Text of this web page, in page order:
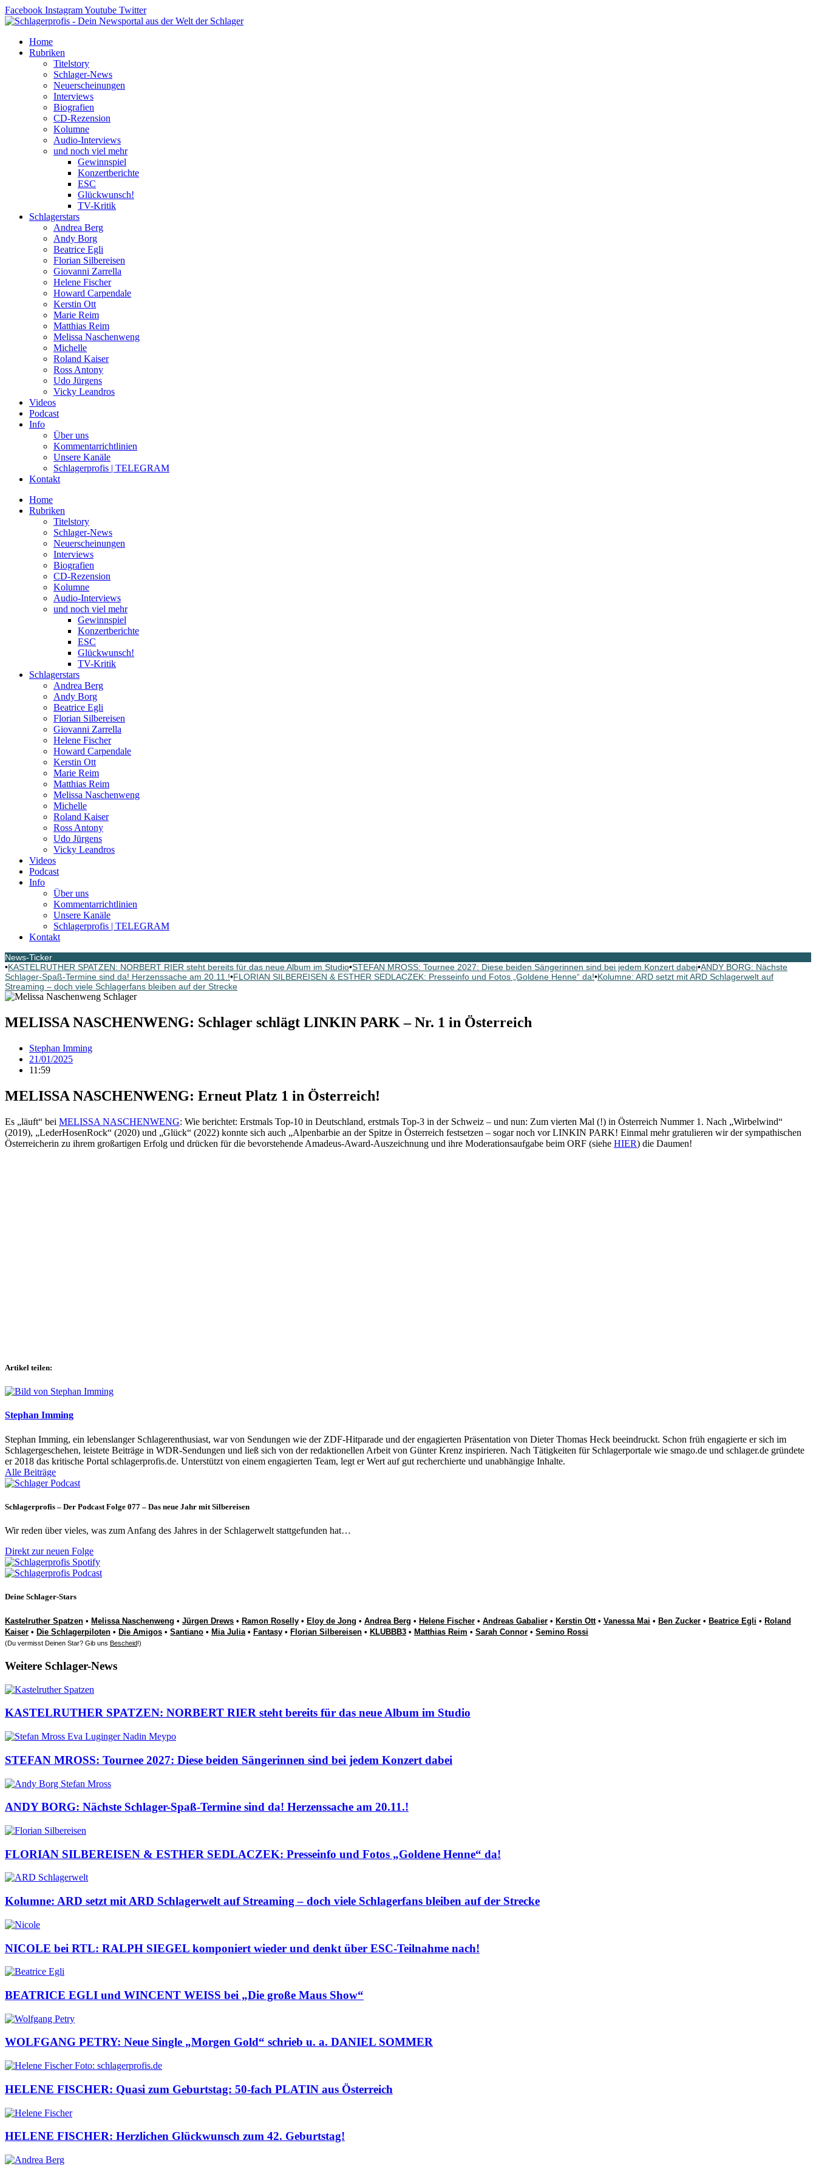
Zum
Inhalt
Facebook InstagramYoutube Twitter
Home
Rubriken
Titelstory
Schlager-News
Neuerscheinungen
Interviews
Biografien
CD-Rezension
Kolumne
Audio-Interviews
und noch viel mehr
Gewinnspiel
Konzertberichte
ESC
Glückwunsch!
TV-Kritik
Schlagerstars
Andrea Berg
Andy Borg
Beatrice Egli
Florian Silbereisen
Giovanni Zarrella
Helene Fischer
Howard Carpendale
Kerstin Ott
Marie Reim
Matthias Reim
Melissa Naschenweng
Michelle
Roland Kaiser
Ross Antony
Udo Jürgens
Vicky Leandros
Videos
Podcast
Info
Über uns
Kommentarrichtlinien
Unsere Kanäle
Schlagerprofis | TELEGRAM
Kontakt
Home
Rubriken
Titelstory
Schlager-News
Neuerscheinungen
Interviews
Biografien
CD-Rezension
Kolumne
Audio-Interviews
und noch viel mehr
Gewinnspiel
Konzertberichte
ESC
Glückwunsch!
TV-Kritik
Schlagerstars
Andrea Berg
Andy Borg
Beatrice Egli
Florian Silbereisen
Giovanni Zarrella
Helene Fischer
Howard Carpendale
Kerstin Ott
Marie Reim
Matthias Reim
Melissa Naschenweng
Michelle
Roland Kaiser
Ross Antony
Udo Jürgens
Vicky Leandros
Videos
Podcast
Info
Über uns
Kommentarrichtlinien
Unsere Kanäle
Schlagerprofis | TELEGRAM
Kontakt
News-Ticker
•KASTELRUTHER SPATZEN: NORBERT RIER steht bereits für das neue Album im Studio•STEFAN MROSS: Tournee 2027: Diese beiden Sängerinnen sind bei jedem Konzert dabei•ANDY BORG: Nächste
Schlager-Spaß-Termine sind da! Herzenssache am 20.11.!•FLORIAN SILBEREISEN & ESTHER SEDLACZEK: Presseinfo und Fotos „Goldene Henne“ da!•Kolumne: ARD setzt mit ARD Schlagerwelt auf
Streaming – doch viele Schlagerfans bleiben auf der Strecke
MELISSA NASCHENWENG: Schlager schlägt LINKIN PARK – Nr. 1 in Österreich
Stephan Imming
21/01/2025
11:59
MELISSA NASCHENWENG: Erneut Platz 1 in Österreich!
Es „läuft“ bei MELISSA NASCHENWENG: Wie berichtet: Erstmals Top-10 in Deutschland, erstmals Top-3 in der Schweiz – und nun: Zum vierten Mal (!) in Österreich Nummer 1. Nach „Wirbelwind“
(2019), „LederHosenRock“ (2020) und „Glück“ (2022) konnte sich auch „Alpenbarbie an der Spitze in Österreich festsetzen – sogar noch vor LINKIN PARK! Einmal mehr gratulieren wir der sympathischen
Österreicherin zu ihrem großartigen Erfolg und drücken für die bevorstehende Amadeus-Award-Auszeichnung und ihre Moderationsaufgabe beim ORF (siehe HIER) die Daumen!
Artikel teilen:
Stephan Imming
Stephan Imming, ein lebenslanger Schlagerenthusiast, war von Sendungen wie der ZDF-Hitparade und der engagierten Präsentation von Dieter Thomas Heck beeindruckt. Schon früh engagierte er sich im
Schlagergeschehen, leistete Beiträge in WDR-Sendungen und ließ sich von der redaktionellen Arbeit von Günter Krenz inspirieren. Nach Tätigkeiten für Schlagerportale wie smago.de und schlager.de gründete
er 2018 das kritische Portal schlagerprofis.de. Unterstützt von einem engagierten Team, legt er Wert auf gut recherchierte und unabhängige Inhalte.
Alle Beiträge
Schlagerprofis – Der Podcast Folge 077 – Das neue Jahr mit Silbereisen
Wir reden über vieles, was zum Anfang des Jahres in der Schlagerwelt stattgefunden hat…
Direkt zur neuen Folge
Deine Schlager-Stars
Kastelruther Spatzen • Melissa Naschenweng • Jürgen Drews • Ramon Roselly • Eloy de Jong • Andrea Berg • Helene Fischer • Andreas Gabalier • Kerstin Ott• Vanessa Mai • Ben Zucker • Beatrice Egli • Roland
Kaiser • Die Schlagerpiloten • Die Amigos • Santiano • Mia Julia• Fantasy • Florian Silbereisen • KLUBBB3 • Matthias Reim • Sarah Connor • Semino Rossi
(Du vermisst Deinen Star? Gib uns Bescheid!)
Weitere Schlager-News
KASTELRUTHER SPATZEN: NORBERT RIER steht bereits für das neue Album im Studio
STEFAN MROSS: Tournee 2027: Diese beiden Sängerinnen sind bei jedem Konzert dabei
ANDY BORG: Nächste Schlager-Spaß-Termine sind da! Herzenssache am 20.11.!
FLORIAN SILBEREISEN & ESTHER SEDLACZEK: Presseinfo und Fotos „Goldene Henne“ da!
Kolumne: ARD setzt mit ARD Schlagerwelt auf Streaming – doch viele Schlagerfans bleiben auf der Strecke
NICOLE bei RTL: RALPH SIEGEL komponiert wieder und denkt über ESC-Teilnahme nach!
BEATRICE EGLI und WINCENT WEISS bei „Die große Maus Show“
WOLFGANG PETRY: Neue Single „Morgen Gold“ schrieb u. a. DANIEL SOMMER
HELENE FISCHER: Quasi zum Geburtstag: 50-fach PLATIN aus Österreich
HELENE FISCHER: Herzlichen Glückwunsch zum 42. Geburtstag!